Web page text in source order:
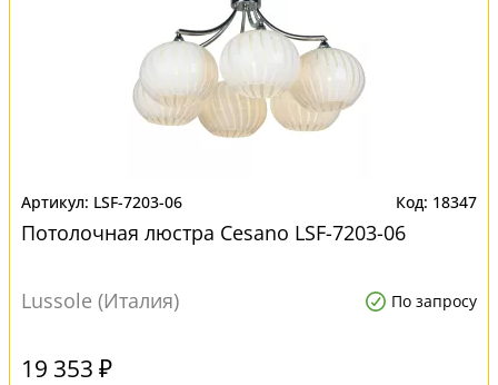
LSF-7203-06 18347
Потолочная люстра Cesano LSF-7203-06
Lussole (Италия) По запросу
19 353 ₽